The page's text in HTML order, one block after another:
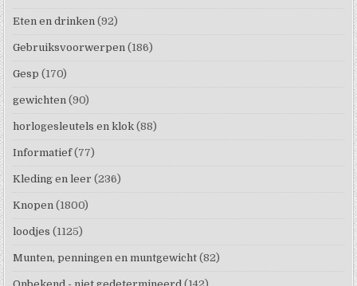
Eten en drinken (92)
Gebruiksvoorwerpen (186)
Gesp (170)
gewichten (90)
horlogesleutels en klok (88)
Informatief (77)
Kleding en leer (236)
Knopen (1800)
loodjes (1125)
Munten, penningen en muntgewicht (82)